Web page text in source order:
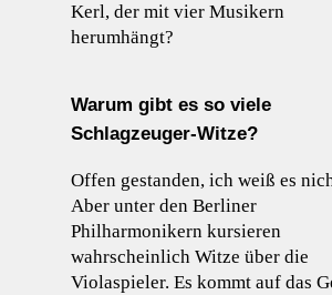
Kerl, der mit vier Musikern
herumhängt?
Warum gibt es so viele
Schlagzeuger-Witze?
Offen gestanden, ich weiß es
Aber unter den Berliner
Philharmonikern kursieren
wahrscheinlich Witze über die
Violaspieler. Es kommt auf das